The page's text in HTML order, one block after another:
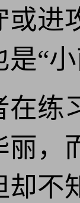
或进
“
在练
丽，
却不